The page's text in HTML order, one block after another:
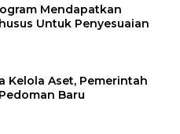
Mendapatkan
Untuk Penyesuaian
Kelola Aset, Pemerintah
Baru